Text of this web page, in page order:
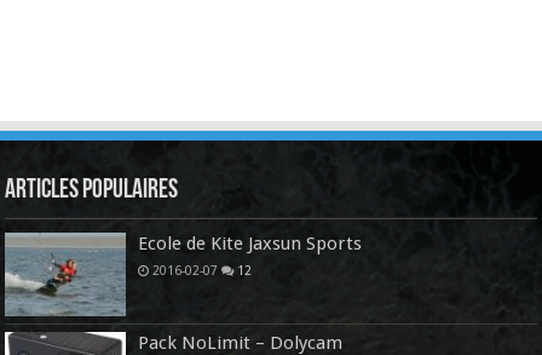
Articles Populaires
Ecole de Kite Jaxsun Sports
2016-02-07 12
Pack NoLimit – Dolycam